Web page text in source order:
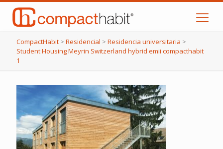
CompactHabit > Residencial > Residencia universitaria >
Student Housing Meyrin Switzerland hybrid emii compacthabit
1